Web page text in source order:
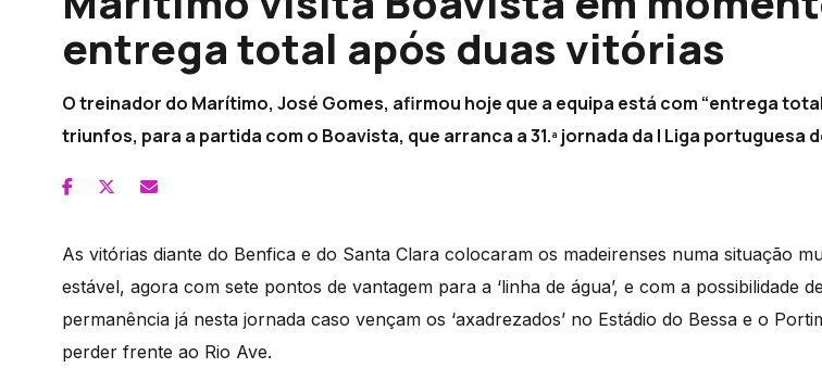
entrega total após duas vitórias
O treinador do Marítimo, José Gomes, afirmou hoje que a equipa está com “entrega
triunfos, para a partida com o Boavista, que arranca a 31.ª jornada da I Liga portuguesa
As vitórias diante do Benfica e do Santa Clara colocaram os madeirenses numa situação
estável, agora com sete pontos de vantagem para a ‘linha de água’, e com a possibilidade
permanência já nesta jornada caso vençam os ‘axadrezados’ no Estádio do Bessa e o
perder frente ao Rio Ave.